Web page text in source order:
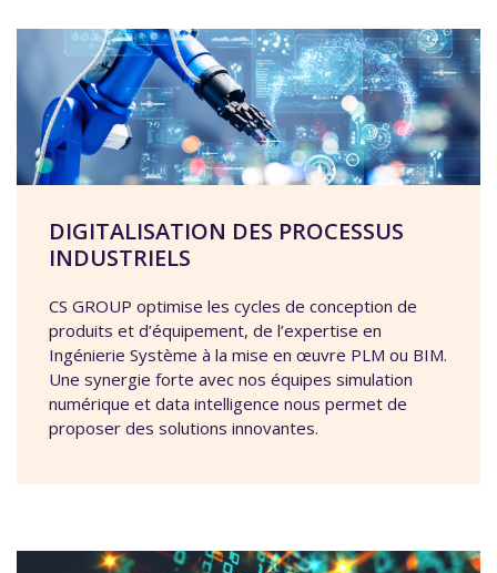
DIGITALISATION DES PROCESSUS
INDUSTRIELS
CS GROUP optimise les cycles de conception de
produits et d’équipement, de l’expertise en
Ingénierie Système à la mise en œuvre PLM ou BIM.
Une synergie forte avec nos équipes simulation
numérique et data intelligence nous permet de
proposer des solutions innovantes.